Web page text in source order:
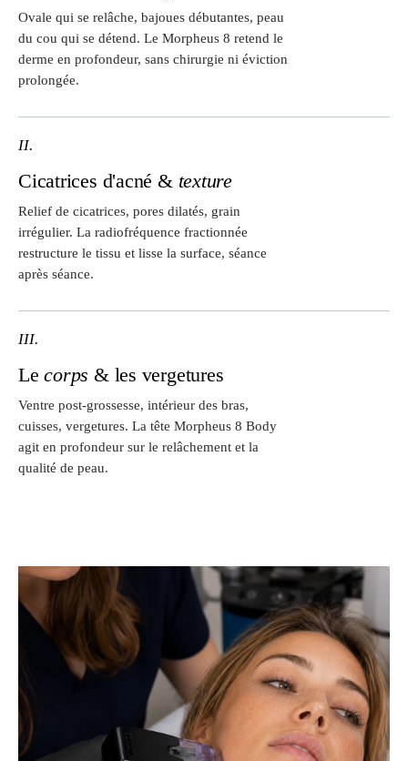
Ovale qui se relâche, bajoues débutantes, peau
du cou qui se détend. Le Morpheus 8 retend le
derme en profondeur, sans chirurgie ni éviction
prolongée.
II.
Cicatrices d'acné & texture
Relief de cicatrices, pores dilatés, grain
irrégulier. La radiofréquence fractionnée
restructure le tissu et lisse la surface, séance
après séance.
III.
Lecorps & les vergetures
Ventre post-grossesse, intérieur des bras,
cuisses, vergetures. La tête Morpheus 8 Body
agit en profondeur sur le relâchement et la
qualité de peau.